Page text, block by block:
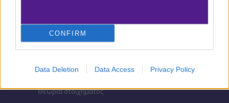
CONFIRM
Data Deletion Data Access Privacy Policy
Μακροχρόνια Στοιχήματα
Ψαγμένα ειδικά στοιχήματα
Τζίροι στοιχήματος
Θεωρία στοιχήματος